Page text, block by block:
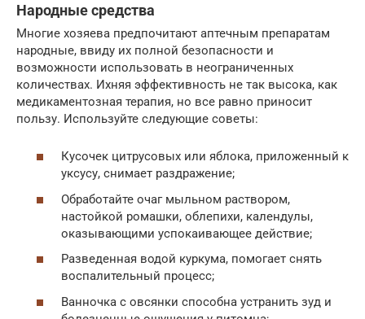
Народные средства
Многие хозяева предпочитают аптечным препаратам
народные, ввиду их полной безопасности и
возможности использовать в неограниченных
количествах. Ихняя эффективность не так высока, как
медикаментозная терапия, но все равно приносит
пользу. Используйте следующие советы:
Кусочек цитрусовых или яблока, приложенный к
уксусу, снимает раздражение;
Обработайте очаг мыльном раствором,
настойкой ромашки, облепихи, календулы,
оказывающими успокаивающее действие;
Разведенная водой куркума, помогает снять
воспалительный процесс;
Ванночка с овсянки способна устранить зуд и